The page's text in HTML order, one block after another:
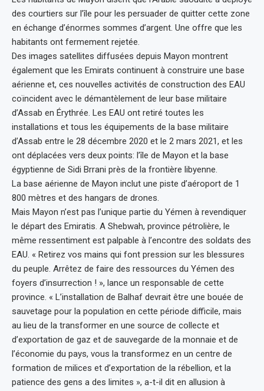
des courtiers sur l’île pour les persuader de quitter cette zone
en échange d’énormes sommes d’argent. Une offre que les
habitants ont fermement rejetée.
Des images satellites diffusées depuis Mayon montrent
également que les Emirats continuent à construire une base
aérienne et, ces nouvelles activités de construction des EAU
coïncident avec le démantèlement de leur base militaire
d’Assab en Érythrée. Les EAU ont retiré toutes les
installations et tous les équipements de la base militaire
d’Assab entre le 28 décembre 2020 et le 2 mars 2021, et les
ont déplacées vers deux points: l’île de Mayon et la base
égyptienne de Sidi Brrani près de la frontière libyenne.
La base aérienne de Mayon inclut une piste d’aéroport de 1
800 mètres et des hangars de drones.
Mais Mayon n’est pas l’unique partie du Yémen à revendiquer
le départ des Emiratis. A Shebwah, province pétrolière, le
même ressentiment est palpable à l’encontre des soldats des
EAU. « Retirez vos mains qui font pression sur les blessures
du peuple. Arrêtez de faire des ressources du Yémen des
foyers d’insurrection ! », lance un responsable de cette
province. « L’installation de Balhaf devrait être une bouée de
sauvetage pour la population en cette période difficile, mais
au lieu de la transformer en une source de collecte et
d’exportation de gaz et de sauvegarde de la monnaie et de
l’économie du pays, vous la transformez en un centre de
formation de milices et d’exportation de la rébellion, et la
patience des gens a des limites », a-t-il dit en allusion à